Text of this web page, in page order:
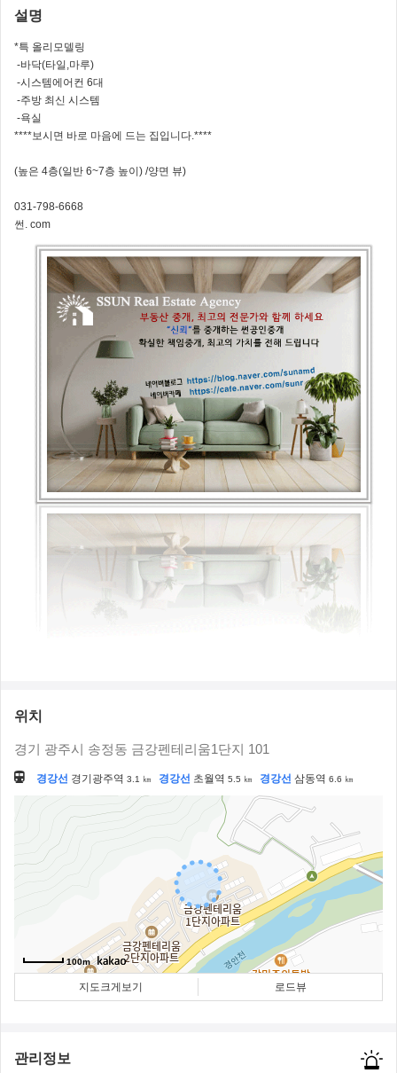
설명
*특 올리모델링
-바닥(타일,마루)
-시스템에어컨 6대
-주방 최신 시스템
-욕실
****보시면 바로 마음에 드는 집입니다.****
(높은 4층(일반 6~7층 높이) /양면 뷰)
031-798-6668
썬. com
위치
경기 광주시 송정동 금강펜테리움1단지 101
경강선 경기광주역 3.1 ㎞ 경강선 초월역 5.5 ㎞ 경강선 삼동역 6.6 ㎞
100m
지도크게보기 로드뷰
관리정보